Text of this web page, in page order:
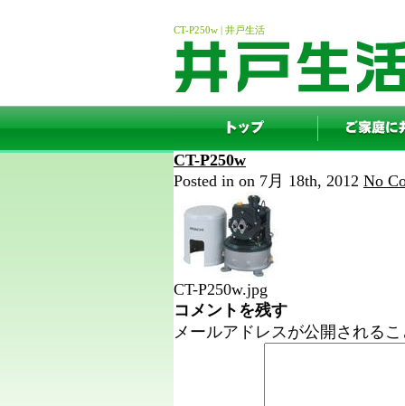
CT-P250w | 井戸生活
CT-P250w
Posted in on 7月 18th, 2012 No
CT-P250w.jpg
コメントを残す
メールアドレスが公開される